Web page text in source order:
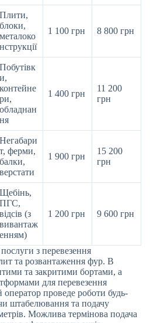
Плити,
блоки,
металоко
нструкції
1 100 грн 8 800 грн
Побутівк
и,
контейне
ри,
обладнан
ня
1 400 грн
11 200
грн
Негабари
т, ферми,
балки,
верстати
1 900 грн
15 200
грн
Щебінь,
ПГС,
відсів (з
вивантаж
енням)
1 200 грн 9 600 грн
з перевезення
та розвантаження фур. В
та закритими бортами, а
для перевезення
оператор проведе роботи будь-
штабелювання та подачу
Можлива термінова подача